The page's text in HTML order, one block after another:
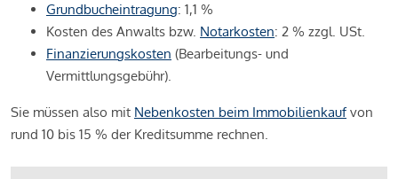
Grundbucheintragung: 1,1 %
Kosten des Anwalts bzw. Notarkosten: 2 % zzgl. USt.
Finanzierungskosten (Bearbeitungs- und
Vermittlungsgebühr).
Sie müssen also mit Nebenkosten beim Immobilienkaufvon
rund 10 bis 15 % der Kreditsumme rechnen.